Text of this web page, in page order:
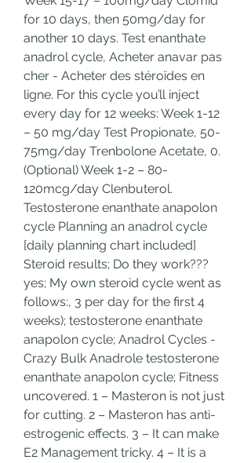
for 10 days, then 50mg/day for
another 10 days. Test enanthate
anadrol cycle, Acheter anavar pas
cher - Acheter des stéroïdes en
ligne. For this cycle you’ll inject
every day for 12 weeks: Week 1-12
– 50 mg/day Test Propionate, 50-
75mg/day Trenbolone Acetate, 0.
(Optional) Week 1-2 – 80-
120mcg/day Clenbuterol.
Testosterone enanthate anapolon
cycle Planning an anadrol cycle
[daily planning chart included]
Steroid results; Do they work???
yes; My own steroid cycle went as
follows:, 3 per day for the first 4
weeks); testosterone enanthate
anapolon cycle; Anadrol Cycles -
Crazy Bulk Anadrole testosterone
enanthate anapolon cycle; Fitness
uncovered. 1 – Masteron is not just
for cutting. 2 – Masteron has anti-
estrogenic effects. 3 – It can make
E2 Management tricky. 4 – It is a